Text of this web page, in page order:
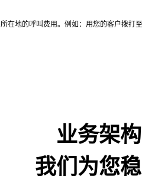
在地的呼叫费用。例如：用您的客户拨
业务架
我们为您稳